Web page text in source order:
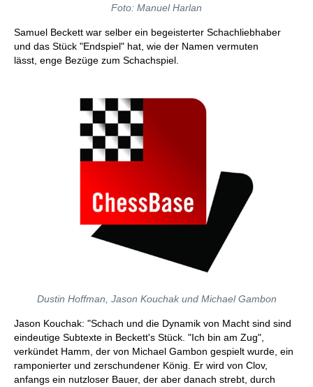
Foto: Manuel Harlan
Samuel Beckett war selber ein begeisterter Schachliebhaber
und das Stück "Endspiel" hat, wie der Namen vermuten
lässt, enge Bezüge zum Schachspiel.
Dustin Hoffman, Jason Kouchak und Michael Gambon
Jason Kouchak: "Schach und die Dynamik von Macht sind sind
eindeutige Subtexte in Beckett's Stück. "Ich bin am Zug",
verkündet Hamm, der von Michael Gambon gespielt wurde, ein
ramponierter und zerschundener König. Er wird von Clov,
anfangs ein nutzloser Bauer, der aber danach strebt, durch